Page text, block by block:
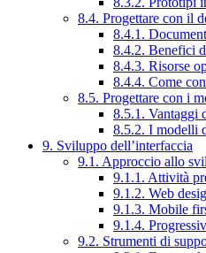
8.4. Progettare con il
8.4.1.
8.4.2. Benefici
8.4.3. Risorse
8.4.4. Come
8.5. Progettare con i
8.5.1. Vantaggi
8.5.2. I modelli
9. Sviluppo dell’interfaccia
9.1. Approccio allo
9.1.1. Attività
9.1.2. Web
9.1.3. Mobile
9.1.4.
9.2. Strumenti di